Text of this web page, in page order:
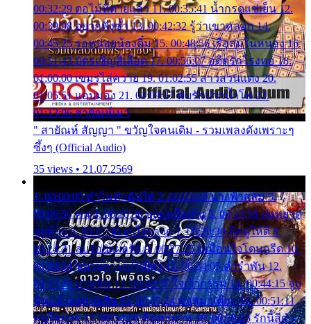
00:32:29 ตอไม้ที่ตายแล้ว 11. 00:35:41 น้ำกรดแช่เย็น 12.
00:39:08 อยากฟังซ้ำ 13. 00:42:32 รู้ว่าเขาหลอก 14.
00:45:25 รอหน่อยน้องติ๋ม 15. 00:48:56 เรือล่มในหนอง 16.
00:51:43 บัตรเชิญสีเลือด 17. 00:56:07 อดีตรักโรงทอ 18.
01:00:00 เขมรไล่ควาย 19. 01:02:55 สาวสวนแตง 20.
01:05:51 แอบมอง 21. 01:09:27 พบรักปากน้ำโพ 22.
01:13:06 สายัณห์เมา
" สายัณห์ สัญญา " ขวัญใจคนเดิม - รวมเพลงดังเพราะๆ
ซึ้งๆ (Official Audio)
35 views • 21.07.2569
1. 00:00:00 ทำไมทำฉันได้ 2. 00:03:20 นางฟ้าสลัม 3.
00:06:50 คน 4. 00:10:36 บุญเหลือเกิน 5. 00:13:58 ฝนหยาด
สุดท้าย 6. 00:17:30 ยาใจยาจก 7. 00:20:30 คิดดูให้ดี 8.
00:24:21 ลบรอยแผลรัก 9. 00:27:35 เหมือนใจโดนกรีด 10.
00:30:54 ขบวนการเปาเปียว 11. 00:34:05 คำรำพัน 12.
00:37:20 ปาหนัน 13. 00:40:37 ใจเจ้ากรรม 14. 00:44:15 จูบ
ฉันแล้วจงตายเสีย 15. 00:47:24 ขอสูมาเต๊อะ 16. 00:51:11
คนใจมาร 17. 00:54:50 คืนทรมาน 18. 00:58:25 รักนี้สีดำ